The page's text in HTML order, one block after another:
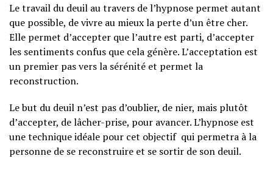
Le travail du deuil au travers de l’hypnose permet autant
que possible, de vivre au mieux la perte d’un être cher.
Elle permet d’accepter que l’autre est parti, d’accepter
les sentiments confus que cela génère. L’acceptation est
un premier pas vers la sérénité et permet la
reconstruction.
Le but du deuil n’est pas d’oublier, de nier, mais plutôt
d’accepter, de lâcher-prise, pour avancer. L’hypnose est
une technique idéale pour cet objectif qui permetra à la
personne de se reconstruire et se sortir de son deuil.